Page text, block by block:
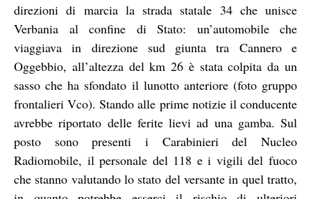
direzioni di marcia la strada statale 34 che unisce
Verbania al confine di Stato: un’automobile che
viaggiava in direzione sud giunta tra Cannero e
Oggebbio, all’altezza del km 26 è stata colpita da un
sasso che ha sfondato il lunotto anteriore (foto gruppo
frontalieri Vco). Stando alle prime notizie il conducente
avrebbe riportato delle ferite lievi ad una gamba. Sul
posto sono presenti i Carabinieri del Nucleo
Radiomobile, il personale del 118 e i vigili del fuoco
che stanno valutando lo stato del versante in quel tratto,